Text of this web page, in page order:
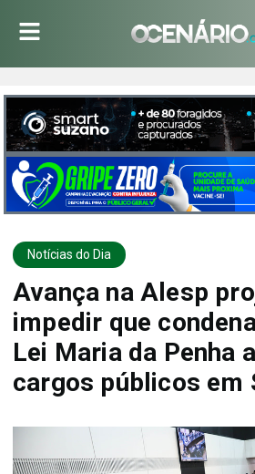
Notícias do Dia
Avança na Alesp
impedir que
Lei Maria da Penha
cargos públicos em